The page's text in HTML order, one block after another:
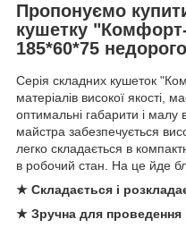
Пропонуємо
кушетку
185*60*75
Серія складних кушеток
матеріалів високої якості,
оптимальні габарити і малу
майстра забезпечується
легко складається в
в робочий стан. На це йде
★ Складається і
★ Зручна для проведення